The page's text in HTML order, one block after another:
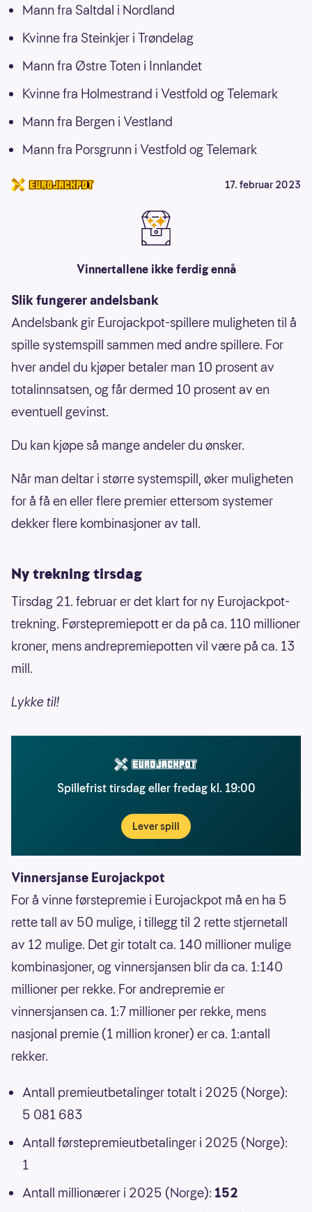
Mann fra Saltdal i Nordland
Kvinne fra Steinkjer i Trøndelag
Mann fra Østre Toten i Innlandet
Kvinne fra Holmestrand i Vestfold og Telemark
Mann fra Bergen i Vestland
Mann fra Porsgrunn i Vestfold og Telemark
17. februar 2023
Vinnertallene ikke ferdig ennå
Slik fungerer andelsbank
Andelsbank gir Eurojackpot-spillere muligheten til å
spille systemspill sammen med andre spillere. For
hver andel du kjøper betaler man 10 prosent av
totalinnsatsen, og får dermed 10 prosent av en
eventuell gevinst.
Du kan kjøpe så mange andeler du ønsker.
Når man deltar i større systemspill, øker muligheten
for å få en eller flere premier ettersom systemer
dekker flere kombinasjoner av tall.
Ny trekning tirsdag
Tirsdag 21. februar er det klart for ny Eurojackpot-
trekning. Førstepremiepott er da på ca. 110 millioner
kroner, mens andrepremiepotten vil være på ca. 13
mill.
Lykke til!
Spillefrist tirsdag eller fredag kl. 19:00
Lever spill
Vinnersjanse Eurojackpot
For å vinne førstepremie i Eurojackpot må en ha 5
rette tall av 50 mulige, i tillegg til 2 rette stjernetall
av 12 mulige. Det gir totalt ca. 140 millioner mulige
kombinasjoner, og vinnersjansen blir da ca. 1:140
millioner per rekke. For andrepremie er
vinnersjansen ca. 1:7 millioner per rekke, mens
nasjonal premie (1 million kroner) er ca. 1:antall
rekker.
Antall premieutbetalinger totalt i 2025 (Norge):
5 081 683
Antall førstepremieutbetalinger i 2025 (Norge):
1
Antall millionærer i 2025 (Norge): 152